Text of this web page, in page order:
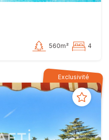
560m² 4
Exclusivité